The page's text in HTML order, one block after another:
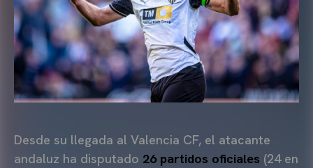
Desde su llegada al Valencia CF, el atacante
andaluz ha disputado 26 partidos oficiales (24 en